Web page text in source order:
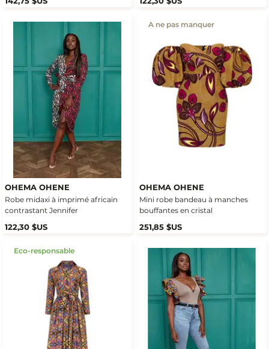
OHEMA OHENE
Robe midaxi à imprimé africain
contrastant Jennifer
122,30 $US
A ne pas manquer
OHEMA OHENE
Mini robe bandeau à manches
bouffantes en cristal
251,85 $US
Eco-responsable